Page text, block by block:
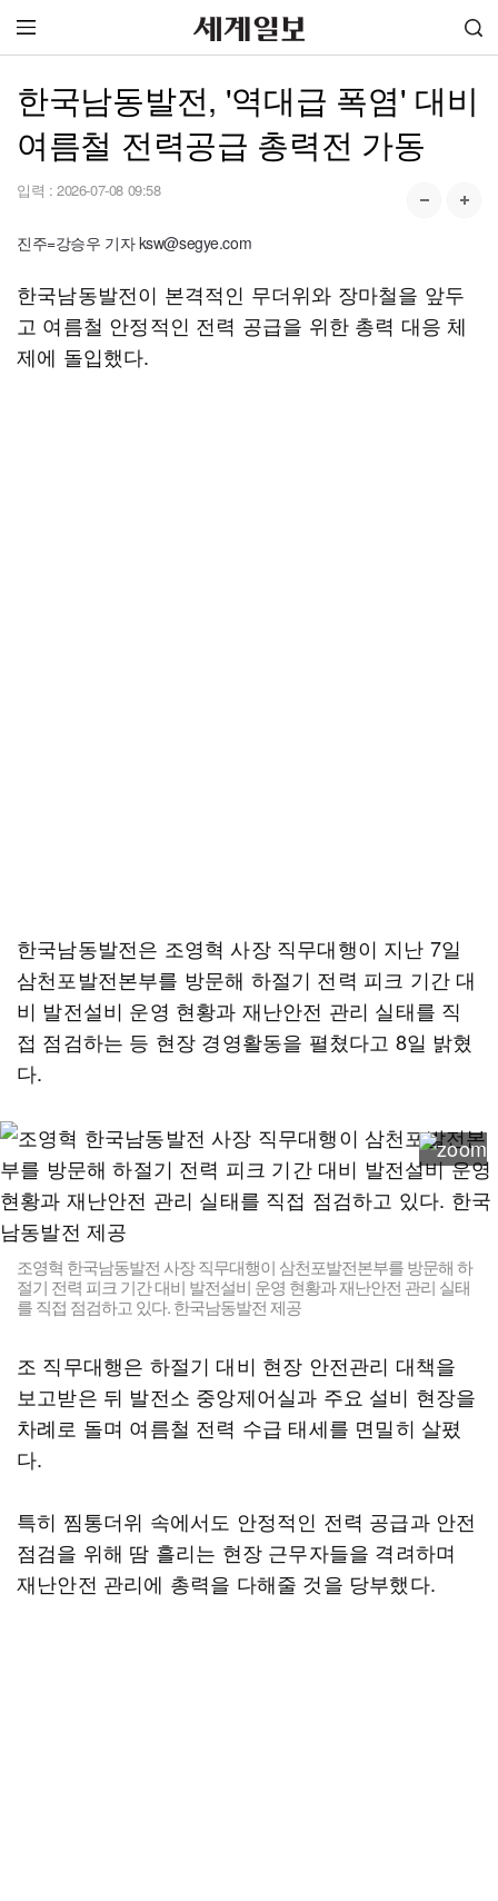
한국남동발전, '역대급 폭염' 대비
여름철 전력공급 총력전 가동
입력 : 2026-07-08 09:58
진주=강승우 기자 ksw@segye.com
한국남동발전이 본격적인 무더위와 장마철을 앞두
고 여름철 안정적인 전력 공급을 위한 총력 대응 체
제에 돌입했다.
한국남동발전은 조영혁 사장 직무대행이 지난 7일
삼천포발전본부를 방문해 하절기 전력 피크 기간 대
비 발전설비 운영 현황과 재난안전 관리 실태를 직
접 점검하는 등 현장 경영활동을 펼쳤다고 8일 밝혔
다.
조영혁 한국남동발전 사장 직무대행이 삼천포발전본부를 방문해 하
절기 전력 피크 기간 대비 발전설비 운영 현황과 재난안전 관리 실태
를 직접 점검하고 있다. 한국남동발전 제공
조 직무대행은 하절기 대비 현장 안전관리 대책을
보고받은 뒤 발전소 중앙제어실과 주요 설비 현장을
차례로 돌며 여름철 전력 수급 태세를 면밀히 살폈
다.
특히 찜통더위 속에서도 안정적인 전력 공급과 안전
점검을 위해 땀 흘리는 현장 근무자들을 격려하며
재난안전 관리에 총력을 다해줄 것을 당부했다.